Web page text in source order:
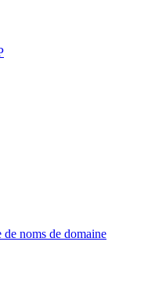
de noms de domaine